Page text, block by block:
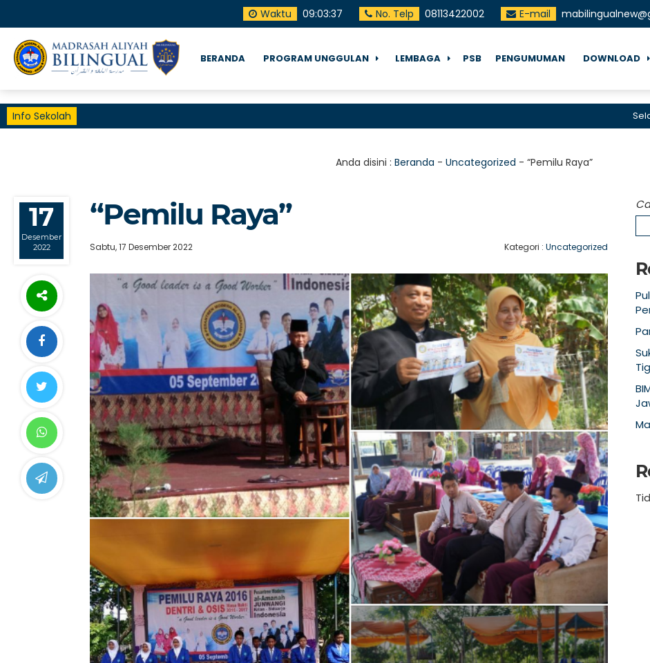
Waktu 09:03:38 No. Telp 08113422002 E-mail
BERANDA PROGRAM UNGGULAN LEMBAGA PSB PENGUMUMAN DOWNLOAD
Info Sekolah Selamat
Anda disini : Beranda - Uncategorized - “Pemilu Raya”
17
Desember
2022
“Pemilu Raya”
Sabtu, 17 Desember 2022 Kategori :Uncategorized